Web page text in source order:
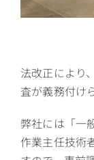
法改正により
査が義務付け
弊社には「一
作業主任技術